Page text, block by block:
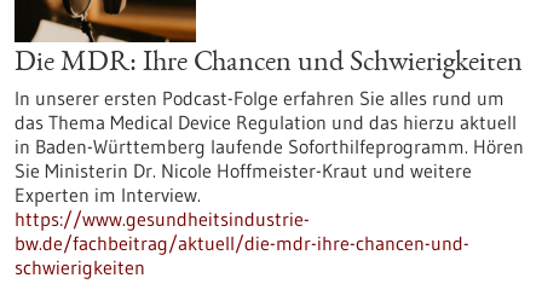
Die MDR: Ihre Chancen und Schwierigkeiten
In unserer ersten Podcast-Folge erfahren Sie alles rund um
das Thema Medical Device Regulation und das hierzu aktuell
in Baden-Württemberg laufende Soforthilfeprogramm. Hören
Sie Ministerin Dr. Nicole Hoffmeister-Kraut und weitere
Experten im Interview.
https://www.gesundheitsindustrie-
bw.de/fachbeitrag/aktuell/die-mdr-ihre-chancen-und-
schwierigkeiten